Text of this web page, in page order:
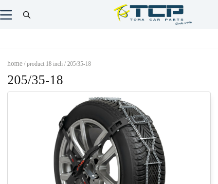
home / product 18 inch / 205/35-18
205/35-18